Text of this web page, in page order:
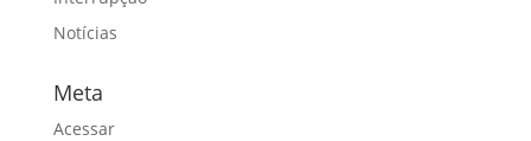
Notícias
Meta
Acessar